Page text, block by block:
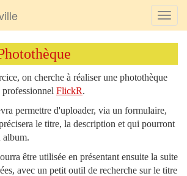
on cherche à réaliser une photothèque
FlickR.
permettre d'uploader, via un formulaire,
le titre, la description et qui pourront
album.
être utilisée en présentant ensuite la suite
avec un petit outil de recherche sur le titre